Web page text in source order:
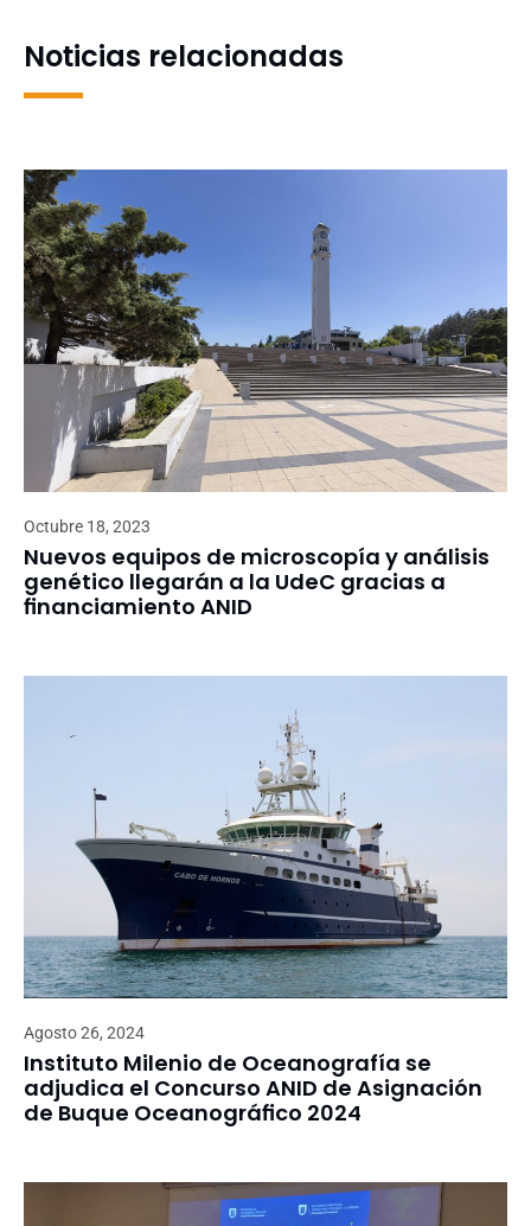
Noticias relacionadas
Octubre 18, 2023
Nuevos equipos de microscopía y análisis
genético llegarán a la UdeC gracias a
financiamiento ANID
Agosto 26, 2024
Instituto Milenio de Oceanografía se
adjudica el Concurso ANID de Asignación
de Buque Oceanográfico 2024